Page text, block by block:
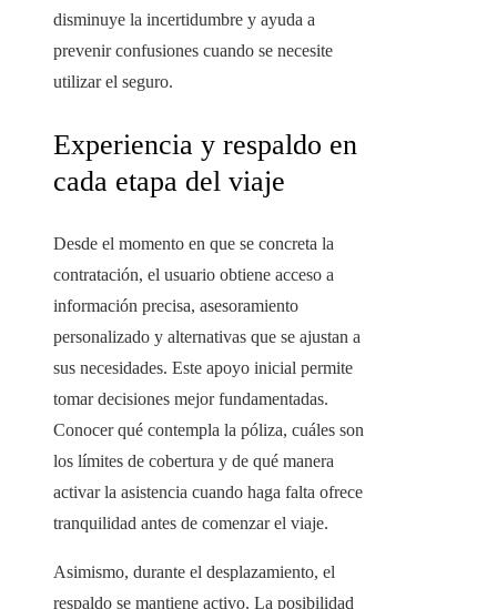
disminuye la incertidumbre y ayuda a
prevenir confusiones cuando se necesite
utilizar el seguro.
Experiencia y respaldo en
cada etapa del viaje
Desde el momento en que se concreta la
contratación, el usuario obtiene acceso a
información precisa, asesoramiento
personalizado y alternativas que se ajustan a
sus necesidades. Este apoyo inicial permite
tomar decisiones mejor fundamentadas.
Conocer qué contempla la póliza, cuáles son
los límites de cobertura y de qué manera
activar la asistencia cuando haga falta ofrece
tranquilidad antes de comenzar el viaje.
Asimismo, durante el desplazamiento, el
respaldo se mantiene activo. La posibilidad